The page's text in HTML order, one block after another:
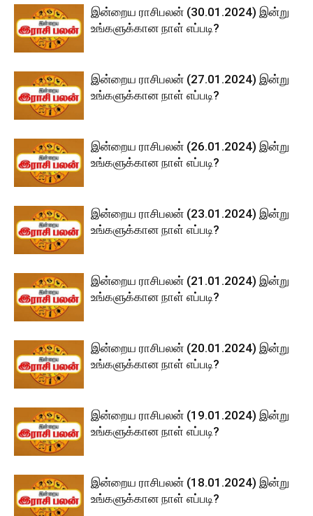
இன்றைய ராசிபலன் (30.01.2024) இன்று
உங்களுக்கான நாள் எப்படி?
இன்றைய ராசிபலன் (27.01.2024) இன்று
உங்களுக்கான நாள் எப்படி?
இன்றைய ராசிபலன் (26.01.2024) இன்று
உங்களுக்கான நாள் எப்படி?
இன்றைய ராசிபலன் (23.01.2024) இன்று
உங்களுக்கான நாள் எப்படி?
இன்றைய ராசிபலன் (21.01.2024) இன்று
உங்களுக்கான நாள் எப்படி?
இன்றைய ராசிபலன் (20.01.2024) இன்று
உங்களுக்கான நாள் எப்படி?
இன்றைய ராசிபலன் (19.01.2024) இன்று
உங்களுக்கான நாள் எப்படி?
இன்றைய ராசிபலன் (18.01.2024) இன்று
உங்களுக்கான நாள் எப்படி?